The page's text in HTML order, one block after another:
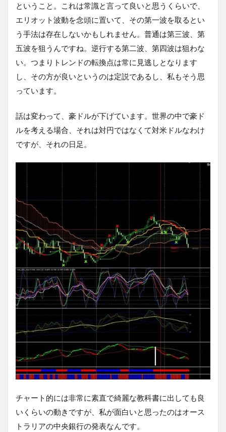
ということ。これは常識と言って良いと思うくらいで、
エリオット波動を念頭に置いて、その第一波を取るとい
う手法は存在しないかもしれません。普通は第三波、第
五波を狙うんですね。逆行する第二波、第四波は狙わな
い。つまりトレンドの転換点は常に見逃しとなります
し、その方が良いというのは定説であるし、私もそう思
っています。
話は変わって、豪ドルが下げています。世界の中で豪ド
ルを考える場合、それは対円ではなくて対米ドルなわけ
ですが、それの日足。
チャート的には非常に素直で綺麗な教科書に出しても良
いくらいの動きですが、私が面白いと思ったのはオース
トラリアの中央銀行の発表なんです。